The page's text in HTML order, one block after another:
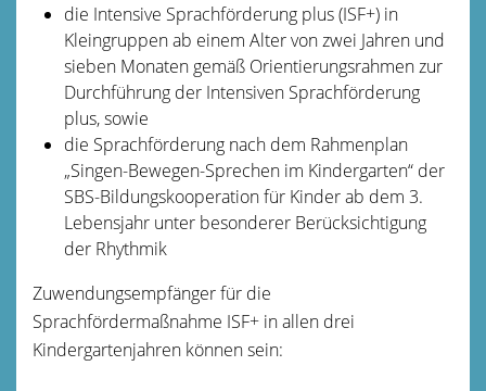
die Intensive Sprachförderung plus (ISF+) in
Kleingruppen ab einem Alter von zwei Jahren und
sieben Monaten gemäß Orientierungsrahmen zur
Durchführung der Intensiven Sprachförderung
plus, sowie
die Sprachförderung nach dem Rahmenplan
„Singen-Bewegen-Sprechen im Kindergarten“ der
SBS-Bildungskooperation für Kinder ab dem 3.
Lebensjahr unter besonderer Berücksichtigung
der Rhythmik
Zuwendungsempfänger für die
Sprachfördermaßnahme ISF+ in allen drei
Kindergartenjahren können sein: